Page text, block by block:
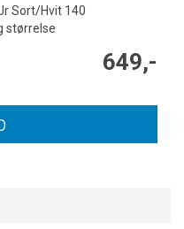
Sort/Hvit 140
størrelse
649,-